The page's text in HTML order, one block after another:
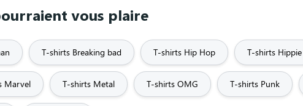
vous plaire
T-shirts Breaking bad T-shirts Hip Hop T-shirts Hippie
Marvel T-shirts Metal T-shirts OMG T-shirts Punk